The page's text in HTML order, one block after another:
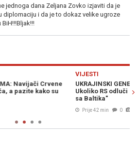
jednoga dana Zeljana Zovko izjaviti da je
diplomaciju i da je to dokaz velike ugroze
"Brčko je ključna tačka.
koridor, NATO-a će morati povući snage